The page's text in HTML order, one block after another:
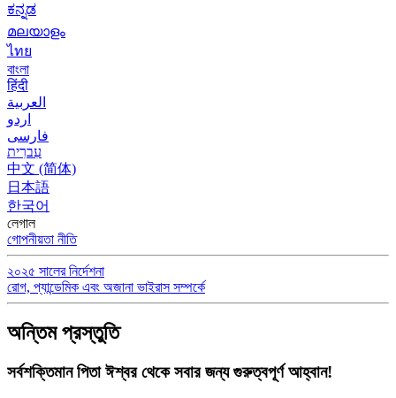
ಕನ್ನಡ
മലയാളം
ไทย
বাংলা
हिंदी
العربية
اردو
فارسی
עִברִית
中文 (简体)
日本語
한국어
লেগাল
গোপনীয়তা নীতি
২০২৫ সালের নির্দেশনা
রোগ, প্যান্ডেমিক এবং অজানা ভাইরাস সম্পর্কে
অন্তিম প্রস্তুতি
সর্বশক্তিমান পিতা ঈশ্বর থেকে সবার জন্য গুরুত্বপূর্ণ আহ্বান!